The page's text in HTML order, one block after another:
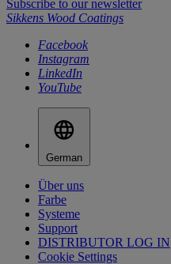
Subscribe to our newsletter
Sikkens Wood Coatings
Facebook
Instagram
LinkedIn
YouTube
German
Über uns
Farbe
Systeme
Support
DISTRIBUTOR LOG IN
Cookie Settings